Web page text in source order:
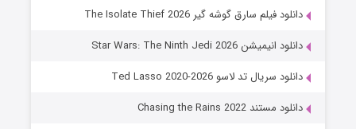
دانلود فیلم سارق گوشه گیر The Isolate Thief 2026
دانلود انیمیشن Star Wars: The Ninth Jedi 2026
دانلود سریال تد لاسو Ted Lasso 2020-2026
دانلود مستند Chasing the Rains 2022